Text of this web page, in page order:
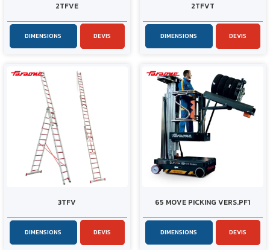
2TFVE
DIMENSIONS DEVIS
2TFVT
DIMENSIONS DEVIS
3TFV
DIMENSIONS DEVIS
65 MOVE PICKING VERS.PF1
DIMENSIONS DEVIS